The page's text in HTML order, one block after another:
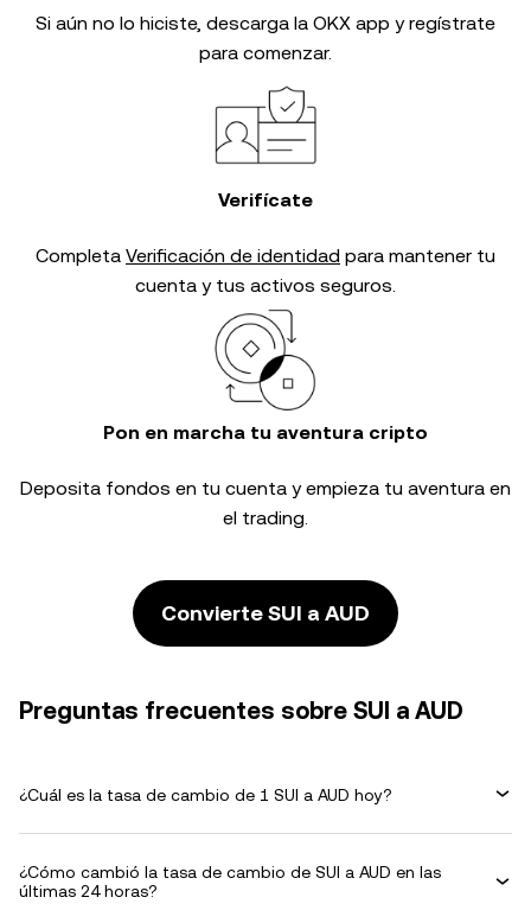
Si aún no lo hiciste, descarga la OKX app y regístrate
para comenzar.
Verifícate
Completa Verificación de identidad para mantener tu
cuenta y tus activos seguros.
Pon en marcha tu aventura cripto
Deposita fondos en tu cuenta y empieza tu aventura en
el trading.
Convierte SUI a AUD
Preguntas frecuentes sobre SUI a AUD
¿Cuál es la tasa de cambio de 1 SUI a AUD hoy?
¿Cómo cambió la tasa de cambio de SUI a AUD en las
últimas 24 horas?